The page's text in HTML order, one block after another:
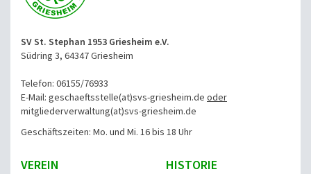
SV St. Stephan 1953 Griesheim e.V.
Südring 3, 64347 Griesheim
Telefon: 06155/76933
E-Mail: geschaeftsstelle(at)svs-griesheim.de oder
mitgliederverwaltung(at)svs-griesheim.de
Geschäftszeiten: Mo. und Mi. 16 bis 18 Uhr
VEREIN HISTORIE